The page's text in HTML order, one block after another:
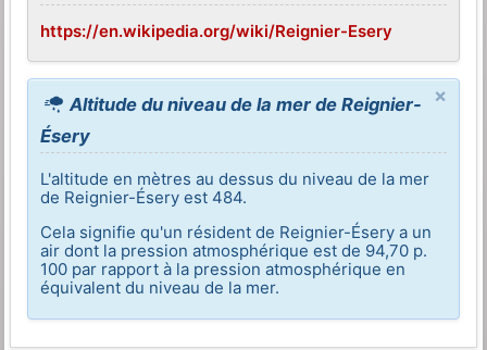
https://en.wikipedia.org/wiki/Reignier-Esery
×
Altitude du niveau de la mer de Reignier-
Ésery
L'altitude en mètres au dessus du niveau de la mer
de Reignier-Ésery est 484.
Cela signifie qu'un résident de Reignier-Ésery a un
air dont la pression atmosphérique est de 94,70 p.
100 par rapport à la pression atmosphérique en
équivalent du niveau de la mer.